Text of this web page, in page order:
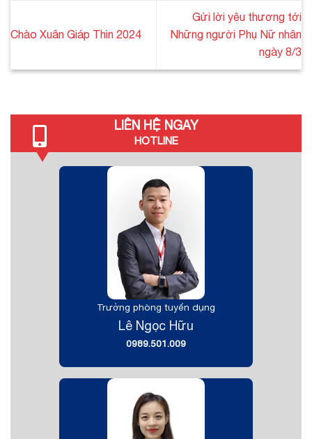
Chào Xuân Giáp Thìn 2024
Gửi lời yêu thương tới
Những người Phụ Nữ nhân
ngày 8/3
LIÊN HỆ NGAY
HOTLINE
Trưởng phòng tuyển dụng
Lê Ngọc Hữu
0989.501.009